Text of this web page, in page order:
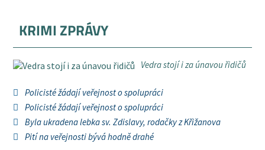
KRIMI ZPRÁVY
Vedra stojí i za únavou řidičů
Policisté žádají veřejnost o spolupráci
Policisté žádají veřejnost o spolupráci
Byla ukradena lebka sv. Zdislavy, rodačky z Křižanova
Pití na veřejnosti bývá hodně drahé